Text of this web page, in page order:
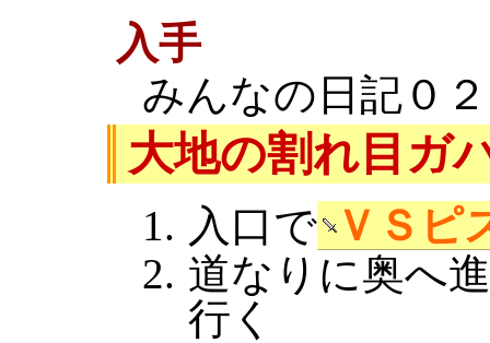
入手
みんなの日記０
大地の割れ目ガ
入口で ＶＳピ
道なりに奥へ
行く